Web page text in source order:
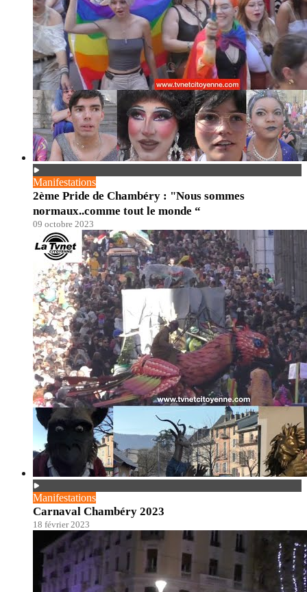
Manifestations
2ème Pride de Chambéry : "Nous sommes
normaux..comme tout le monde “
09 octobre 2023
Manifestations
Carnaval Chambéry 2023
18 février 2023